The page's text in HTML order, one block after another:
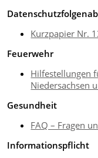
Kurzpapier Nr.
Feuerwehr
Hilfestellungen
Niedersachsen
Gesundheit
FAQ – Fragen
Informationspflicht